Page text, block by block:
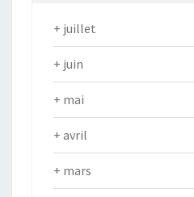
+ juillet
+ juin
+ mai
+ avril
+ mars